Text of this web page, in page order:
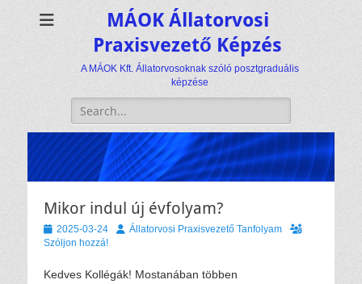
MÁOK Állatorvosi
Praxisvezető Képzés
A MÁOK Kft. Állatorvosoknak szóló posztgraduális
képzése
Keresés:
Mikor indul új évfolyam?
Közzétéve
2025-03-24 SzerzőÁllatorvosi Praxisvezető Tanfolyam
Szóljon hozzá!
Kedves Kollégák! Mostanában többen